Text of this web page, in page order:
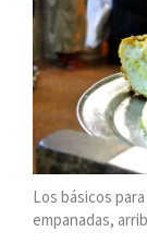
Los básicos
empanadas,